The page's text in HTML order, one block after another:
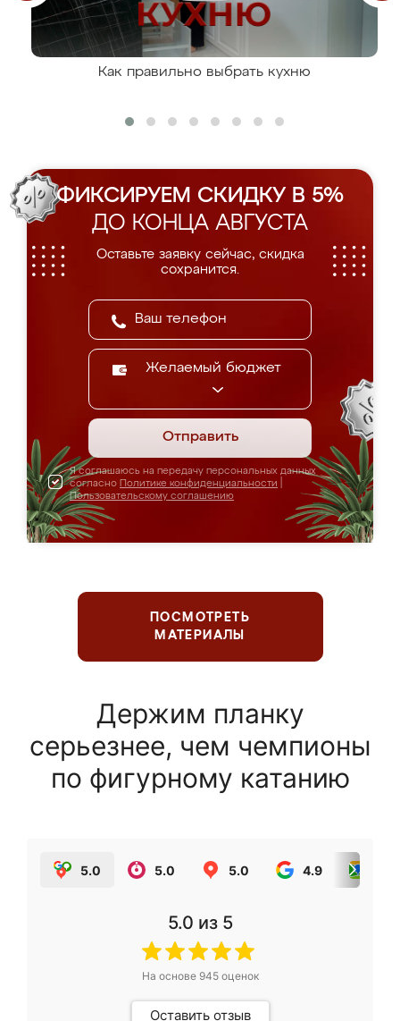
Как правильно выбрать кухню
ФИКСИРУЕМ СКИДКУ В 5%
ДО КОНЦА АВГУСТА
Оставьте заявку сейчас, скидка
сохранится.
Желаемый бюджет
Отправить
Я соглашаюсь на передачу персональных данных
согласно Политике конфиденциальности
Пользовательскому соглашению
ПОСМОТРЕТЬ
МАТЕРИАЛЫ
Держим планку
серьезнее, чем чемпионы
по фигурному катанию
5.0 5.0 5.0 4.9
5.0 из 5
На основе 945оценок
Оставить отзыв